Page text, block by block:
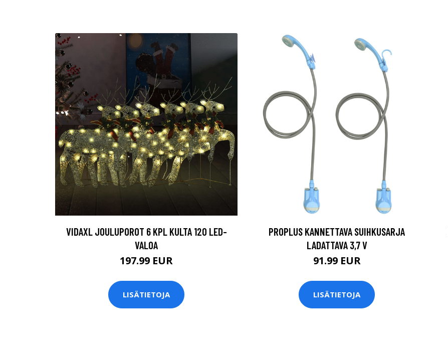
VIDAXL JOULUPOROT 6 KPL KULTA 120 LED-
VALOA
197.99 EUR
LISÄTIETOJA
PROPLUS KANNETTAVA SUIHKUSARJA
LADATTAVA 3,7 V
91.99 EUR
LISÄTIETOJA